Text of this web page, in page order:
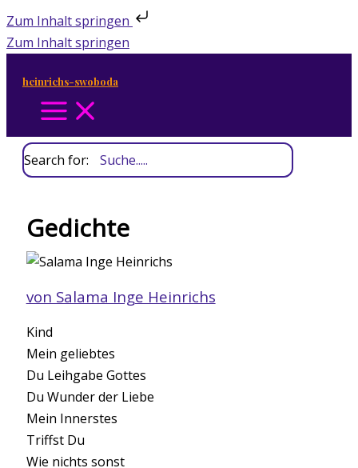
Zum Inhalt springen
Zum Inhalt springen
heinrichs-swoboda
Search for:
Gedichte
von Salama Inge Heinrichs
Kind
Mein geliebtes
Du Leihgabe Gottes
Du Wunder der Liebe
Mein Innerstes
Triffst Du
Wie nichts sonst